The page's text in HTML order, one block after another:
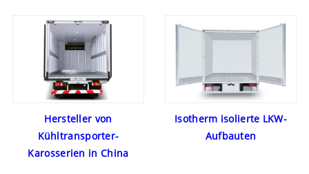
Hersteller von
Kühltransporter-
Karosserien in China
Isotherm isolierte LKW-
Aufbauten